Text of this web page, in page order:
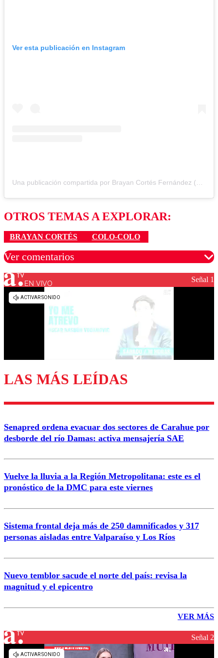
Ver esta publicación en Instagram
OTROS TEMAS A EXPLORAR:
BRAYAN CORTÉS COLO-COLO
Ver comentarios
Los comentarios son moderados para garantizar un
diálogo respetuoso.
Enviar comentario
EN VIVO Señal 1
LAS MÁS LEÍDAS
Senapred ordena evacuar dos sectores de Carahue por
desborde del río Damas: activa mensajería SAE
Vuelve la lluvia a la Región Metropolitana: este es el
pronóstico de la DMC para este viernes
Sistema frontal deja más de 250 damnificados y 317
personas aisladas entre Valparaíso y Los Ríos
Nuevo temblor sacude el norte del país: revisa la
magnitud y el epicentro
VER MÁS
Señal 2